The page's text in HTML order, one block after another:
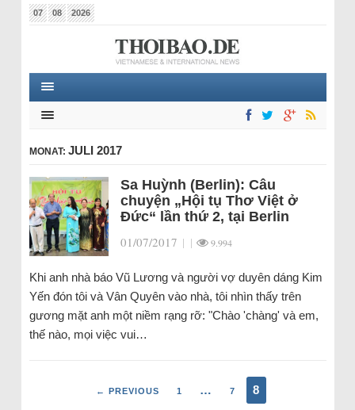
07 08 2026
MONAT: JULI 2017
Sa Huỳnh (Berlin): Câu
chuyện „Hội tụ Thơ Việt ở
Đức“ lần thứ 2, tại Berlin
01/07/2017 | | 9.994
Khi anh nhà báo Vũ Lương và người vợ duyên dáng Kim
Yến đón tôi và Vân Quyên vào nhà, tôi nhìn thấy trên
gương mặt anh một niềm rạng rỡ: "Chào 'chàng' và em,
thế nào, mọi việc vui…
← PREVIOUS 1 … 7 8